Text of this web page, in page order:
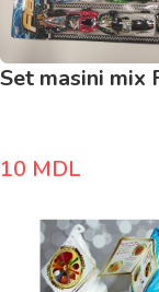
Set masini mix
10 MDL